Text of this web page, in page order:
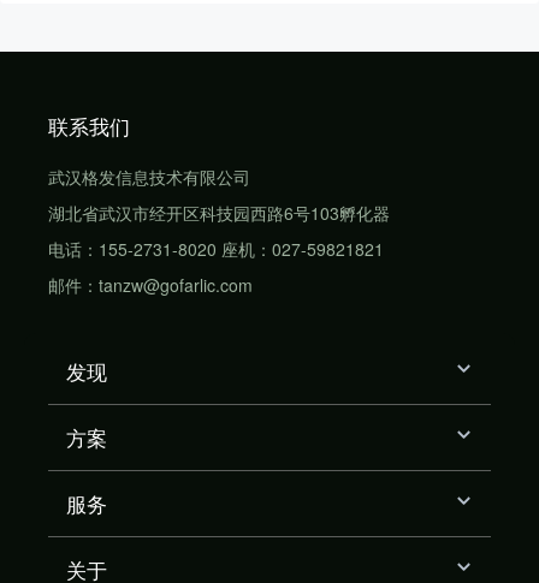
联系我们
武汉格发信息技术有限公司
湖北省武汉市经开区科技园西路6号103孵化器
电话：155-2731-8020 座机：027-59821821
邮件：tanzw@gofarlic.com
发现
方案
服务
关于